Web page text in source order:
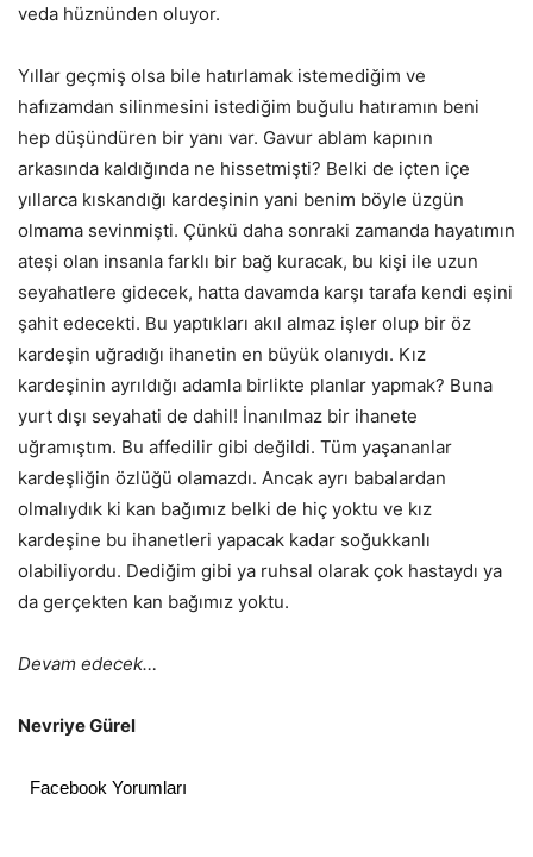
veda hüznünden oluyor.
Yıllar geçmiş olsa bile hatırlamak istemediğim ve
hafızamdan silinmesini istediğim buğulu hatıramın beni
hep düşündüren bir yanı var. Gavur ablam kapının
arkasında kaldığında ne hissetmişti? Belki de içten içe
yıllarca kıskandığı kardeşinin yani benim böyle üzgün
olmama sevinmişti. Çünkü daha sonraki zamanda hayatımın
ateşi olan insanla farklı bir bağ kuracak, bu kişi ile uzun
seyahatlere gidecek, hatta davamda karşı tarafa kendi eşini
şahit edecekti. Bu yaptıkları akıl almaz işler olup bir öz
kardeşin uğradığı ihanetin en büyük olanıydı. Kız
kardeşinin ayrıldığı adamla birlikte planlar yapmak? Buna
yurt dışı seyahati de dahil! İnanılmaz bir ihanete
uğramıştım. Bu affedilir gibi değildi. Tüm yaşananlar
kardeşliğin özlüğü olamazdı. Ancak ayrı babalardan
olmalıydık ki kan bağımız belki de hiç yoktu ve kız
kardeşine bu ihanetleri yapacak kadar soğukkanlı
olabiliyordu. Dediğim gibi ya ruhsal olarak çok hastaydı ya
da gerçekten kan bağımız yoktu.
Devam edecek…
Nevriye Gürel
Facebook Yorumları